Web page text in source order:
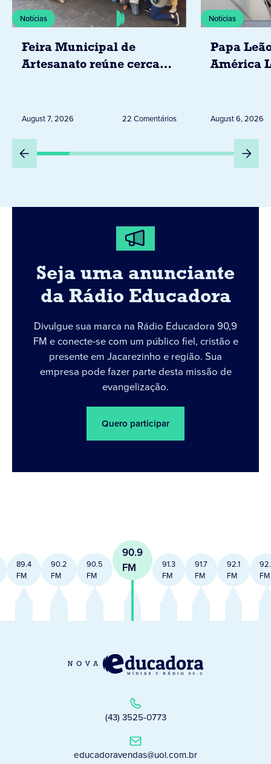
Notícias
Feira Municipal de
Artesanato reúne cerca
August 7, 2026 22 Comentários
Notícias
Papa
América
Peru
August 6, 2026
Seja uma anunciante
da Rádio Educadora
Divulgue sua marca na Rádio Educadora 90,9
FM e conecte-se com um público fiel, cristão e
presente em Jacarezinho e região. Sua
empresa pode fazer parte desta missão de
evangelização.
Quero participar
89.4
FM
90.2
FM
90.5
FM
90.9
FM
91.3
FM
91.7
FM
92.1
FM
FM
(43) 3525-0773
educadoravendas@uol.com.br